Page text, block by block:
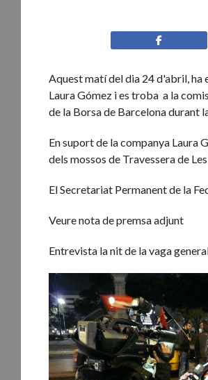
Aquest matí del dia 24 d'abril,
Laura Gómez i es troba a la
de la Borsa de Barcelona durant
En suport de la companya Laura
dels mossos de Travessera de
El Secretariat Permanent de la
Veure nota de premsa adjunt
Entrevista la nit de la vaga